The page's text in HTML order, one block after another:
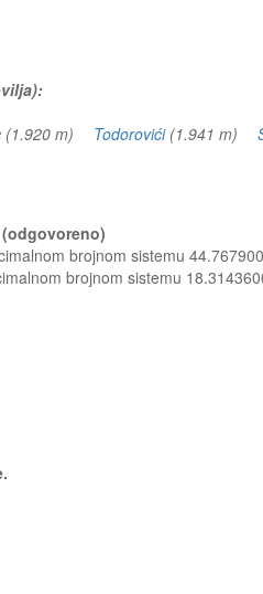
(1.920 m) Todorovići(1.941 m)
brojnom sistemu
brojnom sistemu